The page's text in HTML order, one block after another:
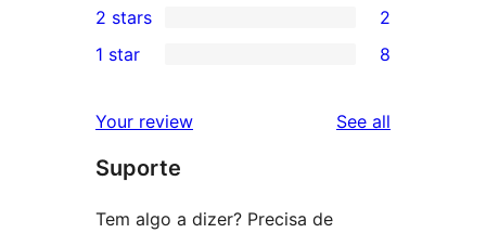
reviews
star
reviews
3-
star
2-
reviews
2 stars 2
star
reviews
1 star 8
Your review See all
Suporte
Tem algo a dizer? Precisa de